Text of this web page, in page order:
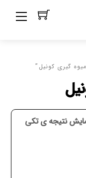
گیری کونیل”
نتیجه ی تکی